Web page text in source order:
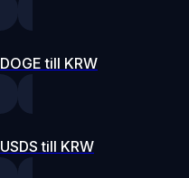
DOGE till KRW
USDS till KRW